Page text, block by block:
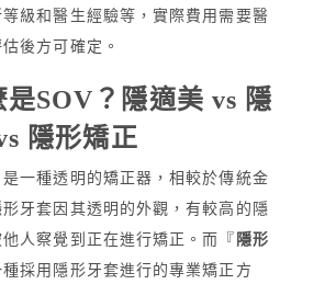
等級和醫生經驗等，實際費用需要醫
後方可確定。
是SOV？隱適美 vs 隱
隱形矯正
是一種透明的矯正器，相較於傳統金
牙套因其透明的外觀，有較高的隱
人察覺到正在進行矯正。而『 隱形
採用隱形牙套進行的專業矯正方